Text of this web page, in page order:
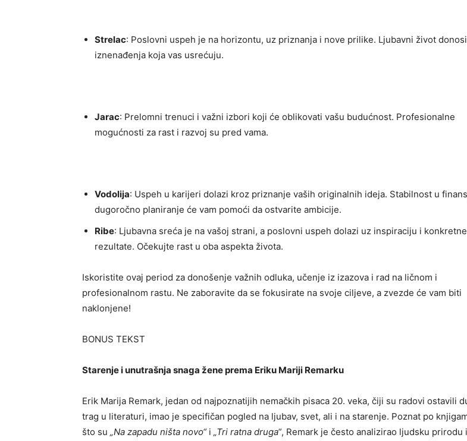
Strelac: Poslovni uspeh je na horizontu, uz priznanja i nove prilike. Ljubavni život donosi
iznenađenja koja vas usrećuju.
Jarac: Prelomni trenuci i važni izbori koji će oblikovati vašu budućnost. Profesionalne
mogućnosti za rast i razvoj su pred vama.
Vodolija: Uspeh u karijeri dolazi kroz priznanje vaših originalnih ideja. Stabilnost u
dugoročno planiranje će vam pomoći da ostvarite ambicije.
Ribe: Ljubavna sreća je na vašoj strani, a poslovni uspeh dolazi uz inspiraciju i konkretne
rezultate. Očekujte rast u oba aspekta života.
Iskoristite ovaj period za donošenje važnih odluka, učenje iz izazova i rad na ličnom i
profesionalnom rastu. Ne zaboravite da se fokusirate na svoje ciljeve, a zvezde će vam biti
naklonjene!
BONUS TEKST
Starenje i unutrašnja snaga žene prema Eriku Mariji Remarku
Erik Marija Remark, jedan od najpoznatijih nemačkih pisaca 20. veka, čiji su radovi ostavili
trag u literaturi, imao je specifičan pogled na ljubav, svet, ali i na starenje. Poznat po
što su „Na zapadu ništa novo“i „Tri ratna druga“, Remark je često analizirao ljudsku prirodu i